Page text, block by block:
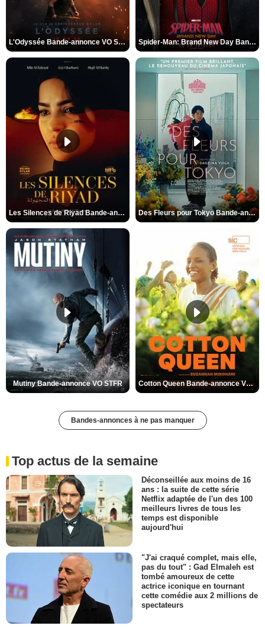
L'Odyssée Bande-annonce VO STFR Spider-Man: Brand New Day Bande-annonce VO STFR
Les Silences de Riyad Bande-annonce VO STFR Des Fleurs pour Tokyo Bande-annonce VO STFR
Mutiny Bande-annonce VO STFR Cotton Queen Bande-annonce VO STFR
Bandes-annonces à ne pas manquer
Top actus de la semaine
Déconseillée aux moins de 16
ans : la suite de cette série
Netflix adaptée de l'un des 100
meilleurs livres de tous les
temps est disponible
aujourd'hui
"J'ai craqué complet, mais elle,
pas du tout" : Gad Elmaleh est
tombé amoureux de cette
actrice iconique en tournant
cette comédie aux 2 millions de
spectateurs